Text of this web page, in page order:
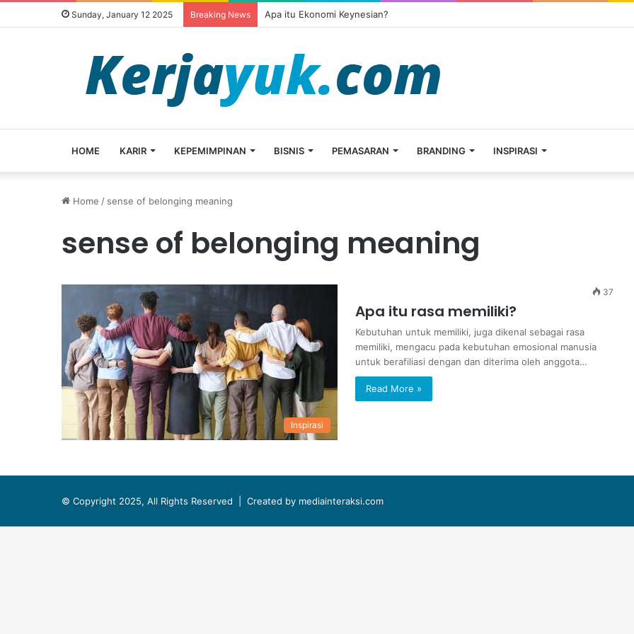
Sunday, January 12 2025 Breaking News Apa itu Ekonomi Keynesian?
HOME KARIR KEPEMIMPINAN BISNIS PEMASARAN BRANDING INSPIRASI
Home / sense of belonging meaning
sense of belonging meaning
Inspirasi
37
Apa itu rasa memiliki?
Kebutuhan untuk memiliki, juga dikenal sebagai rasa
memiliki, mengacu pada kebutuhan emosional manusia
untuk berafiliasi dengan dan diterima oleh anggota…
Read More »
© Copyright 2025, All Rights Reserved | Created by mediainteraksi.com